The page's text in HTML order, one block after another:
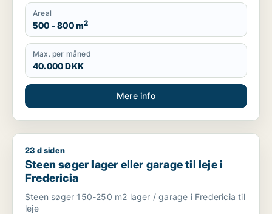
Areal
500 - 800 m2
Max. per måned
40.000 DKK
Mere info
Steen søger lager eller garage til leje i Fredericia
23 d siden
Steen søger lager eller garage til leje i
Fredericia
Steen søger 150-250 m2 lager / garage i Fredericia til
leje